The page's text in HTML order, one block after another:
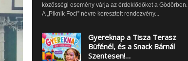
közösségi esemény várja az érdeklődőket a Gödörben.
A „Piknik Foci” névre keresztelt rendezvény...
Gyereknap a Tisza Terasz
Büfénél, és a Snack Bárnál
Szentesen!…